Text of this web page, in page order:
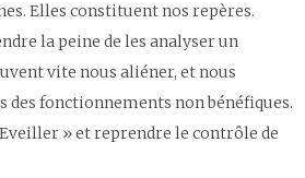
Elles constituent nos repères.
la peine de les analyser un
vite nous aliéner, et nous
des fonctionnements non bénéfiques.
» et reprendre le contrôle de